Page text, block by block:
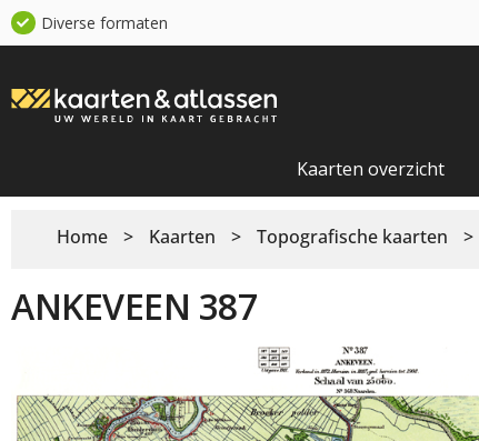
Diverse formaten
Kaarten overzicht
Home > Kaarten > Topografische kaarten >
ANKEVEEN 387